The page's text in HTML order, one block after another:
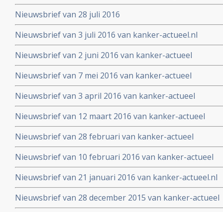
Nieuwsbrief van 28 juli 2016
Nieuwsbrief van 3 juli 2016 van kanker-actueel.nl
Nieuwsbrief van 2 juni 2016 van kanker-actueel
Nieuwsbrief van 7 mei 2016 van kanker-actueel
Nieuwsbrief van 3 april 2016 van kanker-actueel
Nieuwsbrief van 12 maart 2016 van kanker-actueel
Nieuwsbrief van 28 februari van kanker-actueel
Nieuwsbrief van 10 februari 2016 van kanker-actueel
Nieuwsbrief van 21 januari 2016 van kanker-actueel.nl
Nieuwsbrief van 28 december 2015 van kanker-actueel